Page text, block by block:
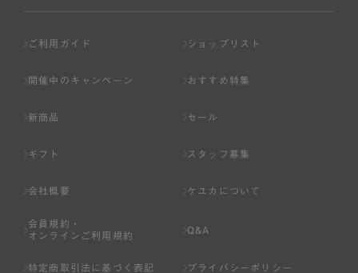
ご利用ガイド ショップリスト
開催中のキャンペーン おすすめ特集
新商品 セール
ギフト スタッフ募集
会社概要 ケユカについて
会員規約・
オンラインご利用規約
Q&A
特定商取引法に基づく表記 プライバシーポリシー